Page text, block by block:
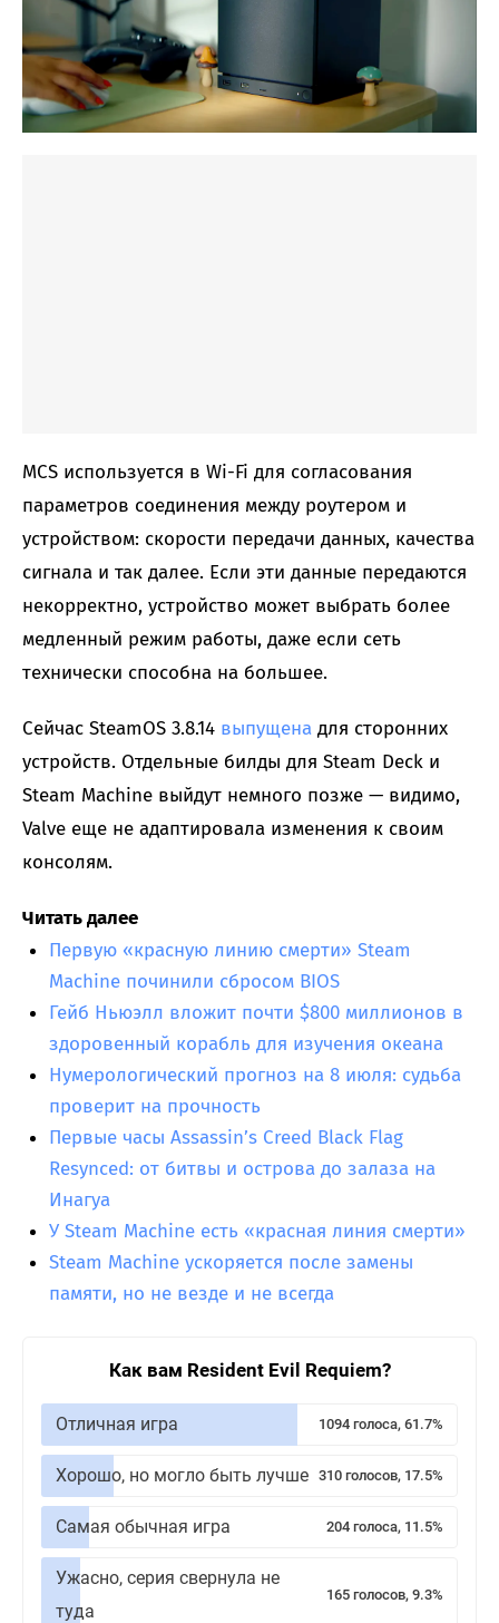
MCS используется в Wi-Fi для согласования
параметров соединения между роутером и
устройством: скорости передачи данных, качества
сигнала и так далее. Если эти данные передаются
некорректно, устройство может выбрать более
медленный режим работы, даже если сеть
технически способна на большее.
Сейчас SteamOS 3.8.14 выпущена для сторонних
устройств. Отдельные билды для Steam Deck и
Steam Machine выйдут немного позже — видимо,
Valve еще не адаптировала изменения к своим
консолям.
Читать далее
Первую «красную линию смерти» Steam
Machine починили сбросом BIOS
Гейб Ньюэлл вложит почти $800 миллионов в
здоровенный корабль для изучения океана
Нумерологический прогноз на 8 июля: судьба
проверит на прочность
Первые часы Assassin’s Creed Black Flag
Resynced: от битвы и острова до залаза на
Инагуа
У Steam Machine есть «красная линия смерти»
Steam Machine ускоряется после замены
памяти, но не везде и не всегда
Как вам Resident Evil Requiem?
Отличная игра 1094 голоса, 61.7%
Хорошо, но могло быть лучше 310 голосов, 17.5%
Самая обычная игра 204 голоса, 11.5%
Ужасно, серия свернула не
туда
165 голосов, 9.3%